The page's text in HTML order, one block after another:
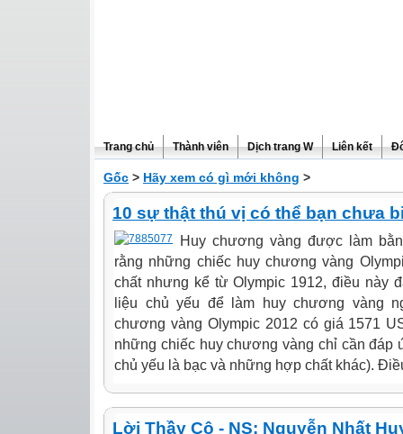
Trang chủ Thành viên Dịch trang W Liên kết
Gốc > Hãy xem có gì mới không >
10 sự thật thú vị có thể bạn chưa
Huy chương vàng được làm
rằng những chiếc huy chương vàng
chất nhưng kể từ Olympic 1912, điều này
liệu chủ yếu để làm huy chương vàng
chương vàng Olympic 2012 có giá 1571
những chiếc huy chương vàng chỉ cần
chủ yếu là bạc và những hợp chất khác).
Lời Thầy Cô - NS: Nguyễn Nhất